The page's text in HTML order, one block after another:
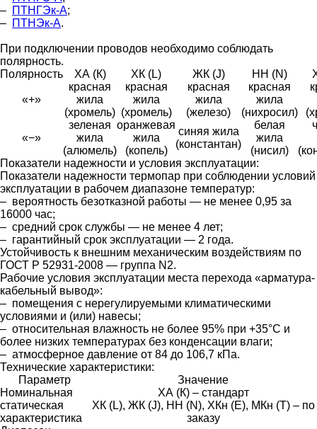
– ПТНГЭк-А;
– ПТНЭк-А.
При подключении проводов необходимо соблюдать
полярность.
Полярность
ХА (К) ХК (L) ЖК (J) НН (N)
«+»
красная
жила
(хромель)
красная
жила
(хромель)
красная
жила
(железо)
красная
жила
(нихросил)
«−»
зеленая
жила
(алюмель)
оранжевая
жила
(копель)
синяя жила
(константан)
белая
жила
(нисил)
Показатели надежности и условия эксплуатации:
Показатели надежности термопар при соблюдении условий
эксплуатации в рабочем диапазоне температур:
– вероятность безотказной работы — не менее 0,95 за
16000 час;
– средний срок службы — не менее 4 лет;
– гарантийный срок эксплуатации — 2 года.
Устойчивость к внешним механическим воздействиям по
ГОСТ Р 52931-2008 — группа N2.
Рабочие условия эксплуатации места перехода «арматура-
кабельный вывод»:
– помещения с нерегулируемыми климатическими
условиями и (или) навесы;
– относительная влажность не более 95% при +35°С и
более низких температурах без конденсации влаги;
– атмосферное давление от 84 до 106,7 кПа.
Технические характеристики:
Параметр
Значение
Номинальная
статическая
характеристика
ХА (К) – стандарт
ХК (L), ЖК (J), НН (N), ХКн (E), МКн (Т) – по
заказу